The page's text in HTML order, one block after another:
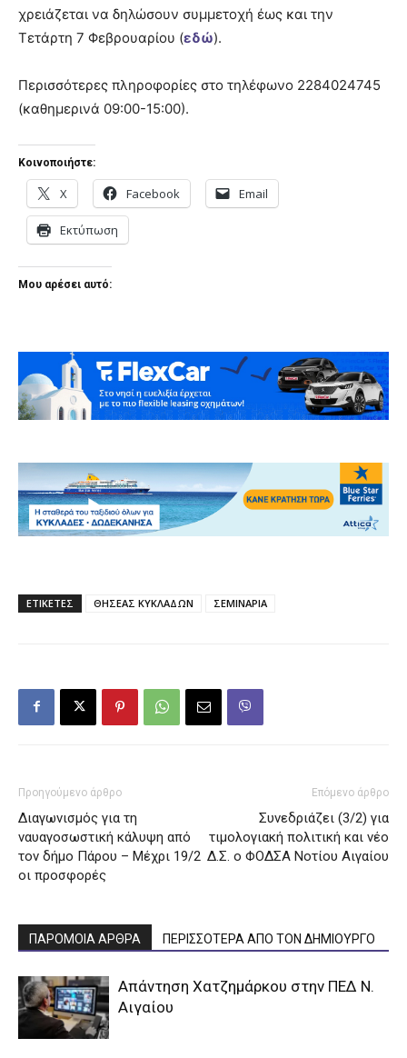
χρειάζεται να δηλώσουν συμμετοχή έως και την
Τετάρτη 7 Φεβρουαρίου (εδώ).
Περισσότερες πληροφορίες στο τηλέφωνο 2284024745
(καθημερινά 09:00-15:00).
Κοινοποιήστε:
X Facebook Email
Εκτύπωση
Μου αρέσει αυτό:
ΕΤΙΚΕΤΕΣ ΘΗΣΕΑΣ ΚΥΚΛΑΔΩΝ ΣΕΜΙΝΑΡΙΑ
Προηγούμενο άρθρο
Διαγωνισμός για τη
ναυαγοσωστική κάλυψη από
τον δήμο Πάρου – Μέχρι 19/2
οι προσφορές
Επόμενο άρθρο
Συνεδριάζει (3/2) για
τιμολογιακή πολιτική και νέο
Δ.Σ. ο ΦΟΔΣΑ Νοτίου Αιγαίου
ΠΑΡΟΜΟΙΑ ΑΡΘΡΑ ΠΕΡΙΣΣΟΤΕΡΑ ΑΠΟ ΤΟΝ ΔΗΜΙΟΥΡΓΟ
Απάντηση Χατζημάρκου στην ΠΕΔ Ν.
Αιγαίου